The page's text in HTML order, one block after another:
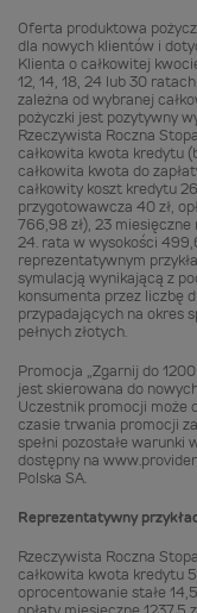
Oferta produktowa
dla nowych klientów i
Klienta o całkowitej
12, 14, 18, 24 lub 30
zależna od wybranej
pożyczki jest pozytywny
Rzeczywista Roczna
całkowita kwota kredytu
całkowita kwota do
całkowity koszt kredytu
przygotowawcza 40 zł,
766,98 zł), 23
24. rata w wysokości
reprezentatywnym
symulacją wynikającą z
konsumenta przez liczbę
przypadających na okres
pełnych złotych.
Promocja „Zgarnij do
jest skierowana do
Uczestnik promocji może
czasie trwania promocji
spełni pozostałe warunki
dostępny na
Polska SA.
Reprezentatywny
Rzeczywista Roczna
całkowita kwota kredytu
oprocentowanie stałe